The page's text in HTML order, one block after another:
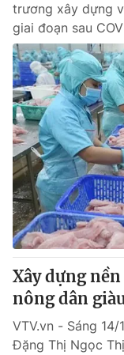
trương xây dựng
giai đoạn sau
Xây dựng
nông dân
VTV.vn - Sáng
Đặng Thị Ngọc